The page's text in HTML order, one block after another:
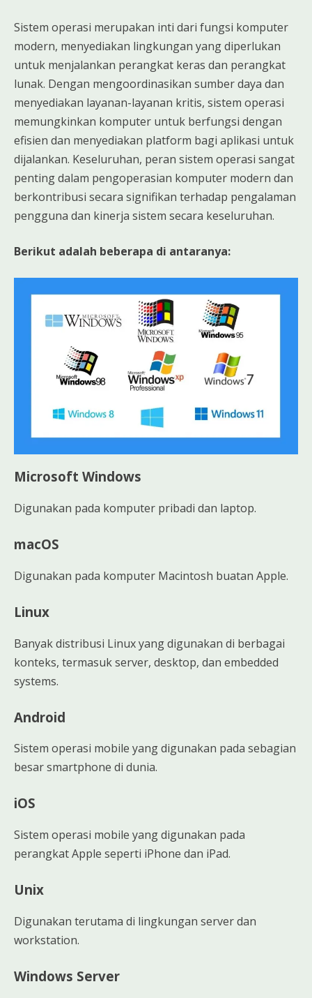
Sistem operasi merupakan inti dari fungsi komputer
modern, menyediakan lingkungan yang diperlukan
untuk menjalankan perangkat keras dan perangkat
lunak. Dengan mengoordinasikan sumber daya dan
menyediakan layanan-layanan kritis, sistem operasi
memungkinkan komputer untuk berfungsi dengan
efisien dan menyediakan platform bagi aplikasi untuk
dijalankan. Keseluruhan, peran sistem operasi sangat
penting dalam pengoperasian komputer modern dan
berkontribusi secara signifikan terhadap pengalaman
pengguna dan kinerja sistem secara keseluruhan.
Berikut adalah beberapa di antaranya:
Microsoft Windows
Digunakan pada komputer pribadi dan laptop.
macOS
Digunakan pada komputer Macintosh buatan Apple.
Linux
Banyak distribusi Linux yang digunakan di berbagai
konteks, termasuk server, desktop, dan embedded
systems.
Android
Sistem operasi mobile yang digunakan pada sebagian
besar smartphone di dunia.
iOS
Sistem operasi mobile yang digunakan pada
perangkat Apple seperti iPhone dan iPad.
Unix
Digunakan terutama di lingkungan server dan
workstation.
Windows Server